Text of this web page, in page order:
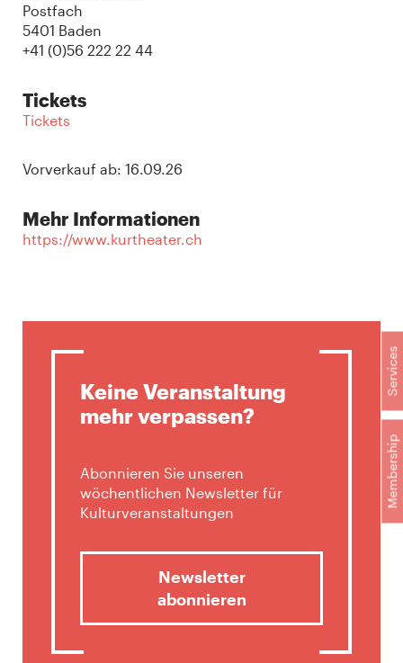
Membership
Services
Postfach
5401 Baden
+41 (0)56 222 22 44
Tickets
Tickets
Vorverkauf ab: 16.09.26
Mehr Informationen
https://www.kurtheater.ch
Keine Veranstaltung
mehr verpassen?
Abonnieren Sie unseren
wöchentlichen Newsletter für
Kulturveranstaltungen
Newsletter
abonnieren